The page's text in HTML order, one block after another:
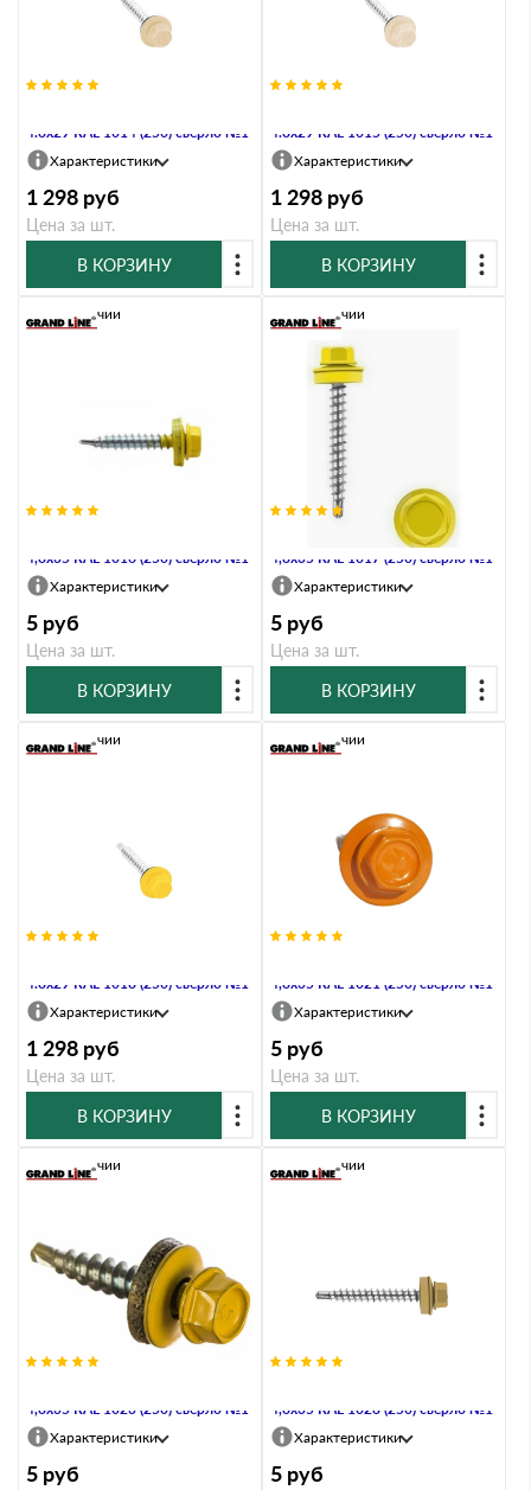
4.8х29 RAL 1014 (250) сверло №1
Характеристики
1 298 руб
Цена за шт.
В КОРЗИНУ
4.8х29 RAL 1015 (250) сверло №1
Характеристики
1 298 руб
Цена за шт.
В КОРЗИНУ
4,8х35 RAL 1016 (250) сверло №1
В наличии
Характеристики
5 руб
Цена за шт.
В КОРЗИНУ
Саморез кровельный Daxmer
4,8х35 RAL 1017 (250) сверло №1
В наличии
Характеристики
5 руб
Цена за шт.
В КОРЗИНУ
4.8х29 RAL 1018 (250) сверло №1
В наличии
Характеристики
1 298 руб
Цена за шт.
В КОРЗИНУ
4,8х35 RAL 1021 (250) сверло №1
В наличии
Характеристики
5 руб
Цена за шт.
В КОРЗИНУ
4,8х35 RAL 1023 (250) сверло №1
В наличии
Характеристики
5 руб
4,8х35 RAL 1028 (250) сверло №1
В наличии
Характеристики
5 руб